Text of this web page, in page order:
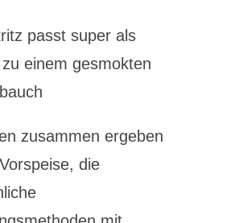
passt super als
einem gesmokten
zusammen ergeben
die